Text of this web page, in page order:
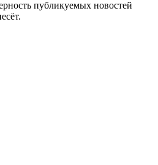
публикуемых новостей